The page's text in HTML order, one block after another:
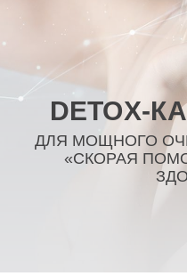
DETOX-
ДЛЯ МОЩНОГО
«СКОРАЯ